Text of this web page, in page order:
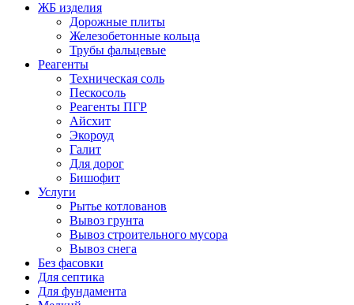
ЖБ изделия
Дорожные плиты
Железобетонные кольца
Трубы фальцевые
Реагенты
Техническая соль
Пескосоль
Реагенты ПГР
Айсхит
Экороуд
Галит
Для дорог
Бишофит
Услуги
Рытье котлованов
Вывоз грунта
Вывоз строительного мусора
Вывоз снега
Без фасовки
Для септика
Для фундамента